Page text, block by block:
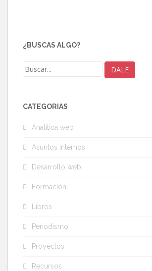
¿BUSCAS ALGO?
CATEGORÍAS
Analítica web
Asuntos internos
Desarrollo web
Formación
Libros
Periodismo
Proyectos
Recursos